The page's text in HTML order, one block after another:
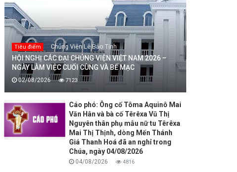
Tiêu điểm Chủng Viện Lê Bảo Tịnh
HỘI NGHỊ CÁC ĐẠI CHỦNG VIỆN VIỆT NAM 2026 –
NGÀY LÀM VIỆC CUỐI CÙNG VÀ BẾ MẠC
02/08/2026 7123
Cáo phó: Ông cố Tôma Aquinô Mai
Văn Hân và bà cố Têrêxa Vũ Thị
Nguyên thân phụ mẫu nữ tu Têrêxa
Mai Thị Thịnh, dòng Mến Thánh
Giá Thanh Hoá đã an nghỉ trong
Chúa, ngày 04/08/2026
04/08/2026 4816